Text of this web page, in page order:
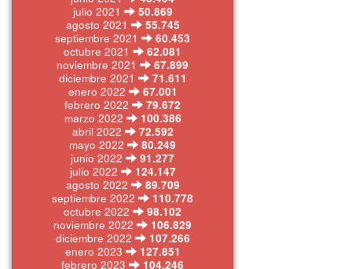
julio 2021
50.869
agosto 2021
55.745
septiembre 2021
60.453
octubre 2021
62.081
noviembre 2021
67.899
diciembre 2021
71.611
enero 2022
67.001
febrero 2022
79.672
marzo 2022
100.386
abril 2022
72.592
mayo 2022
80.249
junio 2022
91.277
julio 2022
124.147
agosto 2022
89.709
septiembre 2022
110.778
octubre 2022
98.102
noviembre 2022
106.829
diciembre 2022
107.266
enero 2023
127.851
febrero 2023
104.246